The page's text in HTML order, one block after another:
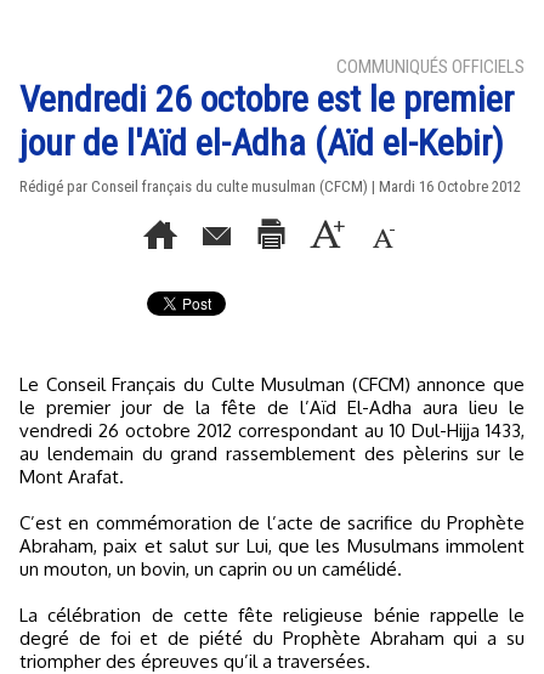
COMMUNIQUÉS OFFICIELS
Vendredi 26 octobre est le premier
jour de l'Aïd el-Adha (Aïd el-Kebir)
Rédigé par Conseil français du culte musulman (CFCM) | Mardi 16 Octobre 2012
Le Conseil Français du Culte Musulman (CFCM) annonce que
le premier jour de la fête de l’Aïd El-Adha aura lieu le
vendredi 26 octobre 2012 correspondant au 10 Dul-Hijja 1433,
au lendemain du grand rassemblement des pèlerins sur le
Mont Arafat.
C’est en commémoration de l’acte de sacrifice du Prophète
Abraham, paix et salut sur Lui, que les Musulmans immolent
un mouton, un bovin, un caprin ou un camélidé.
La célébration de cette fête religieuse bénie rappelle le
degré de foi et de piété du Prophète Abraham qui a su
triompher des épreuves qu’il a traversées.